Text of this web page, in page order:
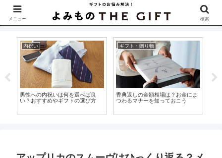
▶︎カタログギフトを探すなら『ソムリエ＠ギフト』をCheck！
内祝い
男性への内祝いは何を選べば良
い？おすすめやギフトの選び方
ギフト・贈り物
香典返しの金額相場は？お金にま
つわるマナーを知っておこう
メニュー 検索